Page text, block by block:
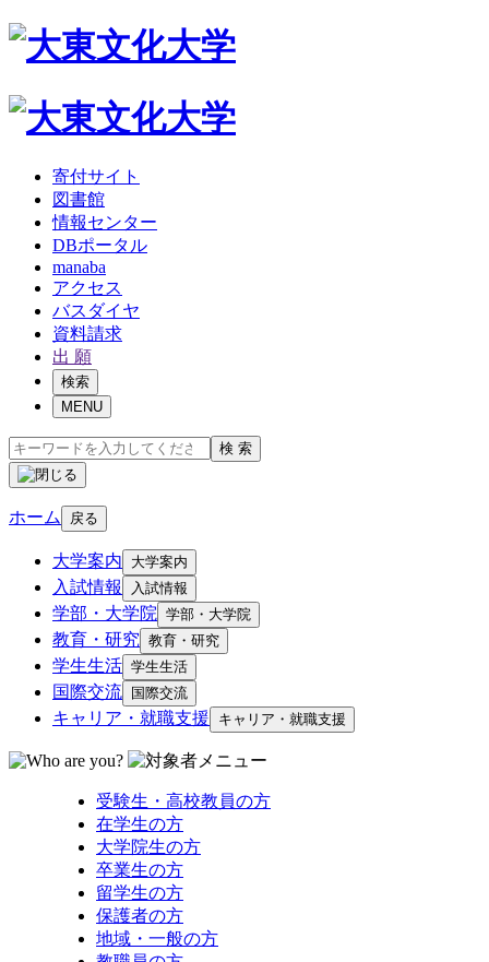
寄付サイト
図書館
情報センター
DBポータル
manaba
アクセス
バスダイヤ
資料請求
出 願
検索
MENU
検 索
ホーム 戻る
大学案内 大学案内
入試情報 入試情報
学部・大学院 学部・大学院
教育・研究 教育・研究
学生生活 学生生活
国際交流 国際交流
キャリア・就職支援 キャリア・就職支援
受験生・高校教員の方
在学生の方
大学院生の方
卒業生の方
留学生の方
保護者の方
地域・一般の方